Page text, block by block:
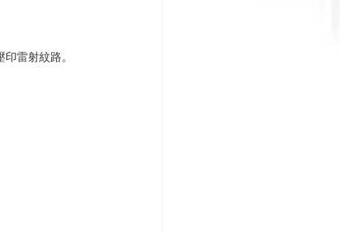
雷射紋路。